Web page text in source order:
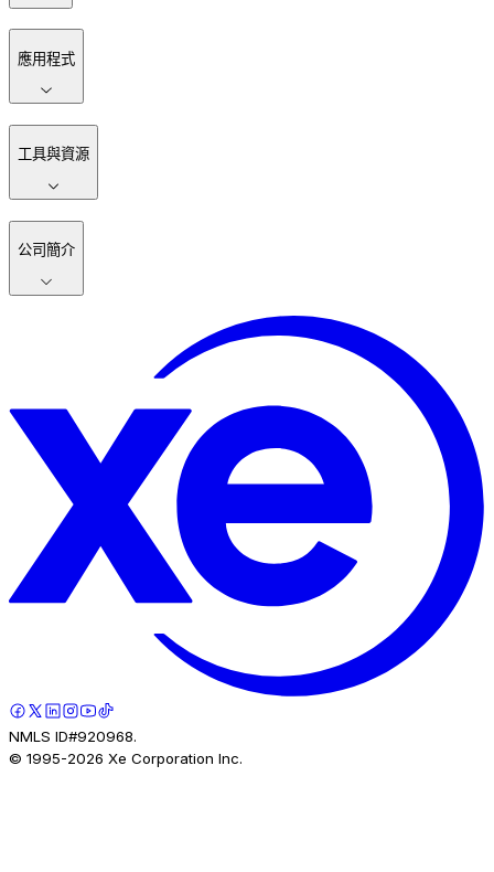
應用程式
工具與資源
公司簡介
NMLS ID#920968.
© 1995-2026 Xe Corporation Inc.